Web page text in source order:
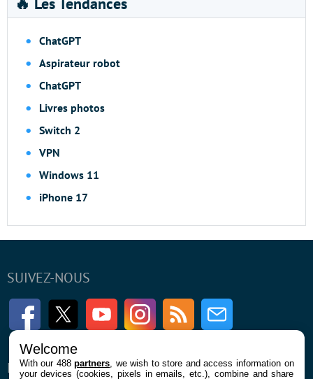
ChatGPT
Aspirateur robot
ChatGPT
Livres photos
Switch 2
VPN
Windows 11
iPhone 17
SUIVEZ-NOUS
FacebookTwitter Youtube InstagramRSS Newsletter
ENTREPRISE À PROPOS
Welcome
With our 488partners , we wish to store and access information on
your devices (cookies, pixels in emails, etc.), combine and share